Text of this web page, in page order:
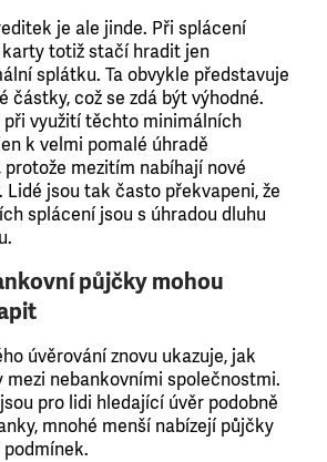
je ale jinde. Při splácení
totiž stačí hradit jen
splátku. Ta obvykle představuje
částky, což se zdá být výhodné.
při využití těchto minimálních
k velmi pomalé úhradě
protože mezitím nabíhají nové
Lidé jsou tak často překvapeni, že
splácení jsou s úhradou dluhu
půjčky mohou
úvěrování znovu ukazuje, jak
mezi nebankovními společnostmi.
pro lidi hledající úvěr podobně
mnohé menší nabízejí půjčky